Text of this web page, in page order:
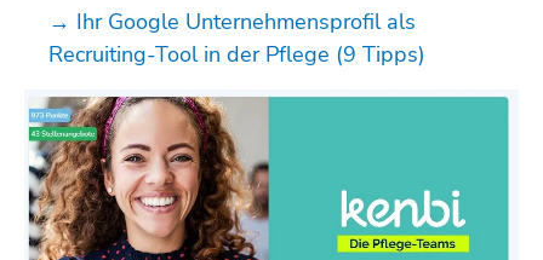
→ Ihr Google Unternehmensprofil als
Recruiting-Tool in der Pflege (9 Tipps)